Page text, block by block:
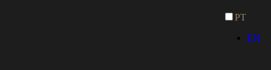
PT
EN